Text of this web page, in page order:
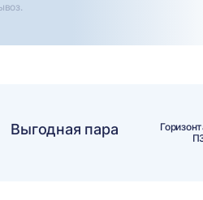
Выгодная пара